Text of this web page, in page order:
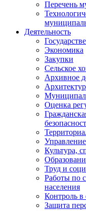
Перечень
Деятельность
Экономика
Закупки
Сельское
Архивное
Оценка
Культура,
Труд и
Работы по
населения
Контроль в
Защита